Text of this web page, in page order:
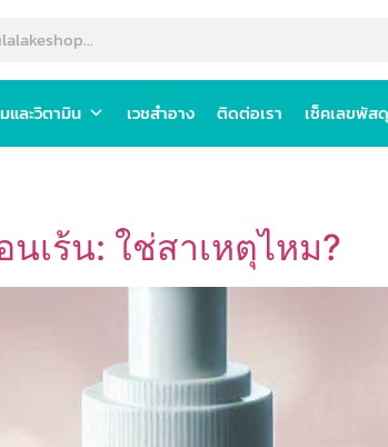
และวิตามิน เวชสำอาง ติดต่อเรา เช็คเลขพัสดุ
เร้น: ใช่สาเหตุไหม?